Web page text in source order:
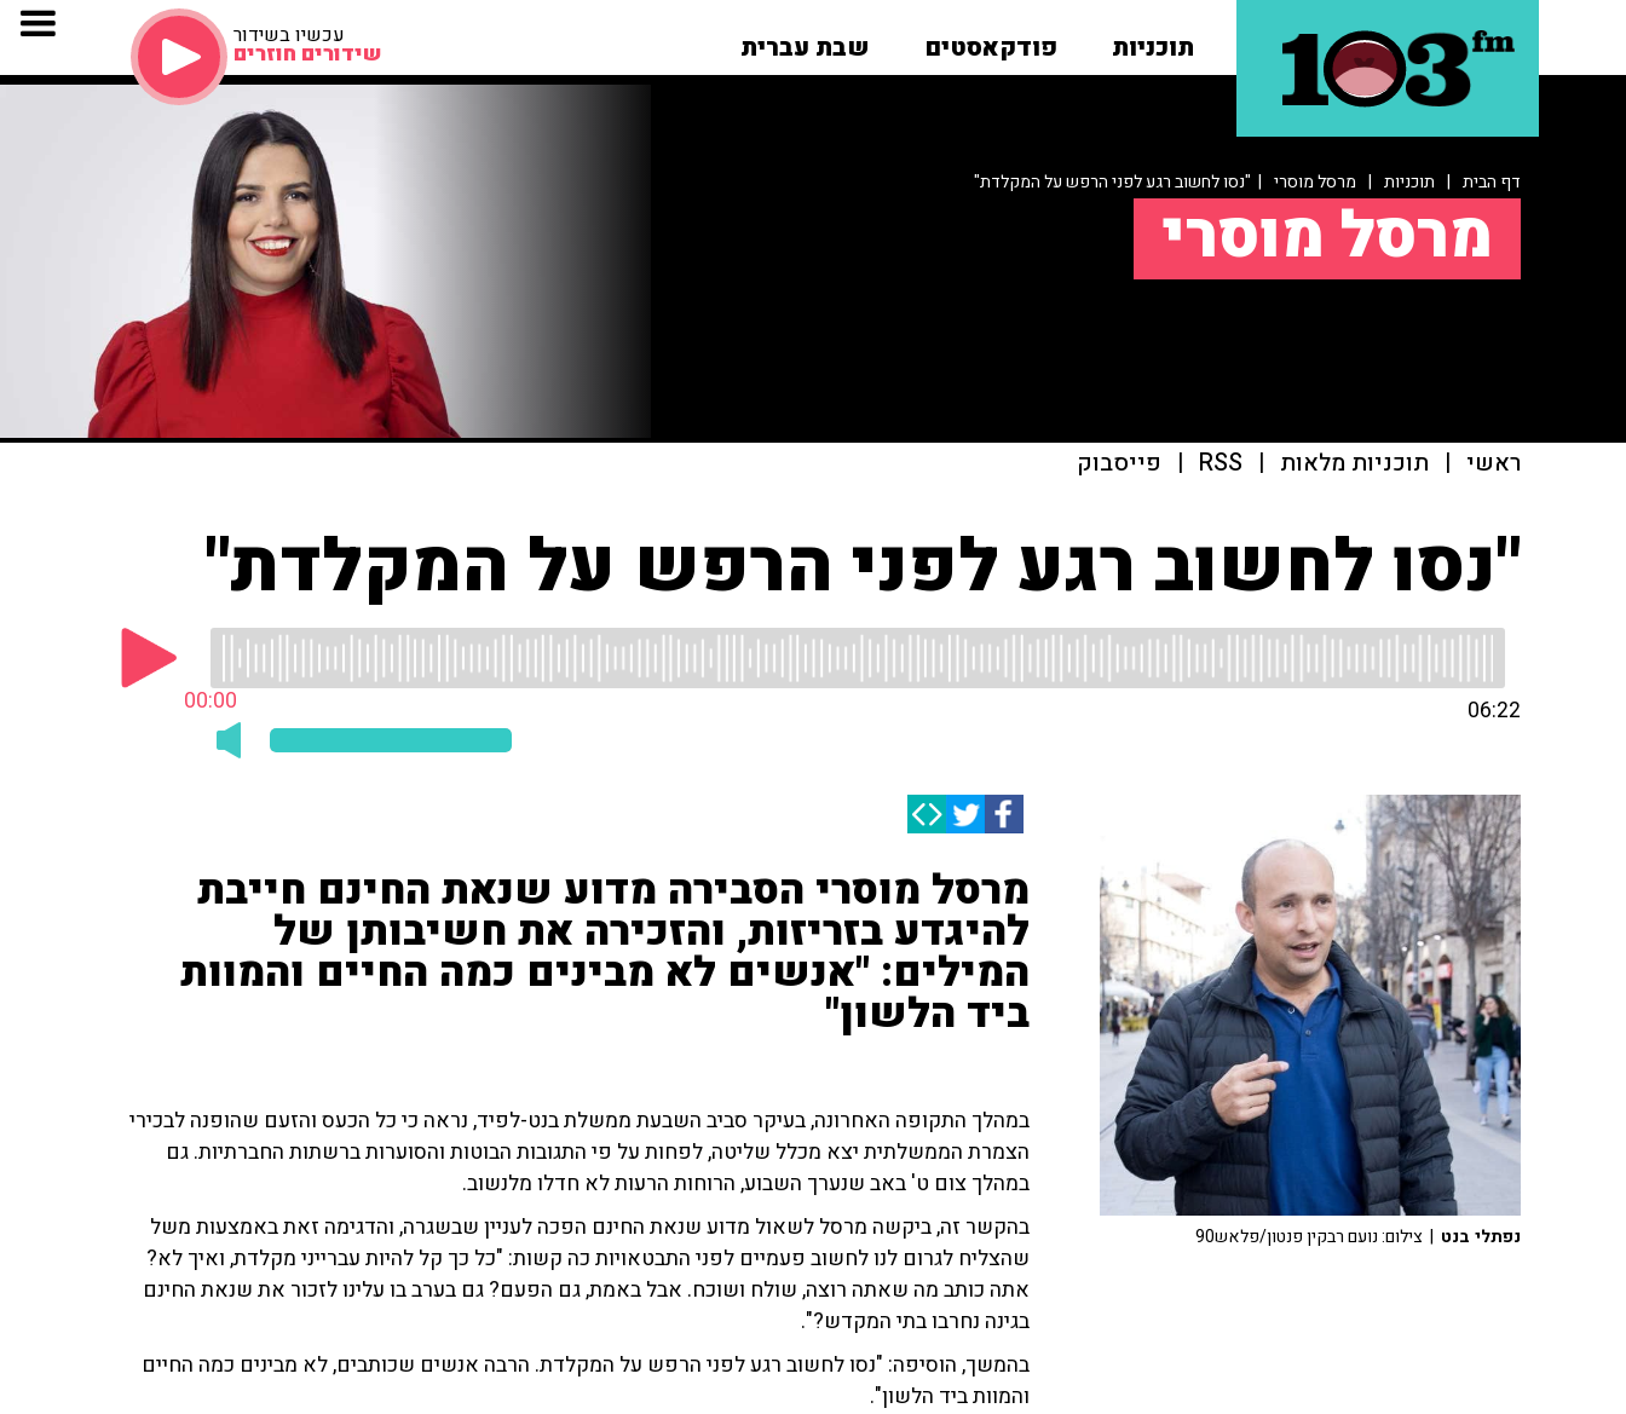
תוכניות פודקאסטים שבת עברית עכשיו בשידור
שידורים חוזרים
דף הבית | תוכניות | מרסל מוסרי | "נסו לחשוב רגע לפני הרפש על המקלדת"
מרסל מוסרי
ראשי | תוכניות מלאות |
RSS
| פייסבוק
"נסו לחשוב רגע לפני הרפש על המקלדת"
00:00 06:22
מרסל מוסרי הסבירה מדוע שנאת החינם חייבת
להיגדע בזריזות, והזכירה את חשיבותן של
המילים: "אנשים לא מבינים כמה החיים והמוות
ביד הלשון"
במהלך התקופה האחרונה, בעיקר סביב השבעת ממשלת בנט-לפיד, נראה כי כל הכעס והזעם שהופנה לבכירי
הצמרת הממשלתית יצא מכלל שליטה, לפחות על פי התגובות הבוטות והסוערות ברשתות החברתיות. גם
במהלך צום ט' באב שנערך השבוע, הרוחות הרעות לא חדלו מלנשוב.
בהקשר זה, ביקשה מרסל לשאול מדוע שנאת החינם הפכה לעניין שבשגרה, והדגימה זאת באמצעות משל
שהצליח לגרום לנו לחשוב פעמיים לפני התבטאויות כה קשות: "כל כך קל להיות עברייני מקלדת, ואיך לא?
אתה כותב מה שאתה רוצה, שולח ושוכח. אבל באמת, גם הפעם? גם בערב בו עלינו לזכור את שנאת החינם
בגינה נחרבו בתי המקדש?".
בהמשך, הוסיפה: "נסו לחשוב רגע לפני הרפש על המקלדת. הרבה אנשים שכותבים, לא מבינים כמה החיים
והמוות ביד הלשון".
נפתלי בנט | צילום: נועם רבקין פנטון/פלאש90